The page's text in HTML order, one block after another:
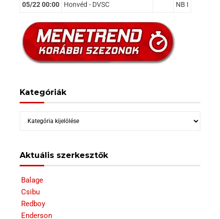
05/22 00:00 Honvéd - DVSC NB I
Kategóriák
Kategóriák
Aktuális szerkesztők
Balage
Csibu
Redboy
Enderson